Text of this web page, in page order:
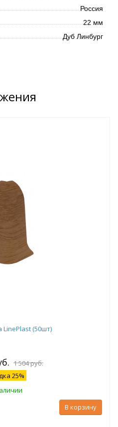
Россия
22 мм
Дуб Линбург
LinePlast (50шт)
1 504 руб.
25%
В корзину